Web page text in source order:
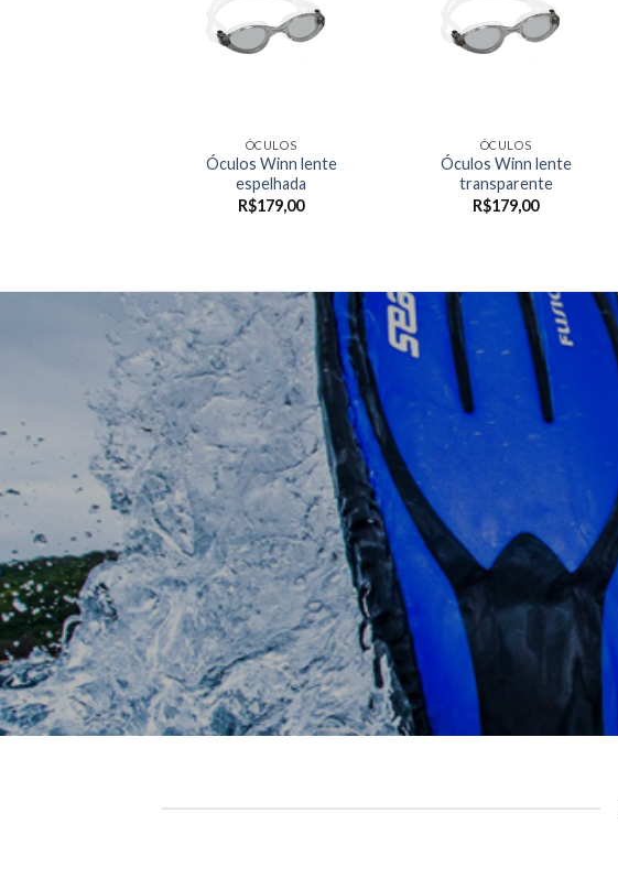
ÓCULOS
Óculos Winn lente
espelhada
R$179,00
ÓCULOS
Óculos Winn lente
transparente
R$179,00